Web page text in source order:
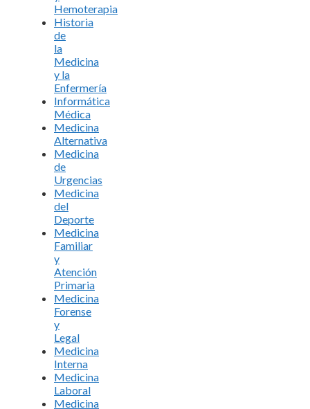
Hemoterapia
Historia
de
la
Medicina
y la
Enfermería
Informática
Médica
Medicina
Alternativa
Medicina
de
Urgencias
Medicina
del
Deporte
Medicina
Familiar
y
Atención
Primaria
Medicina
Forense
y
Legal
Medicina
Interna
Medicina
Laboral
Medicina